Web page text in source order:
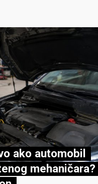
ako automobil
mehaničara?